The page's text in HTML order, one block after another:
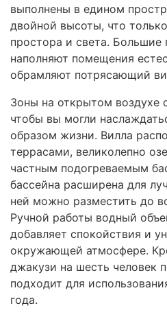
выполнены в едином
двойной высоты, что
простора и света. Большие
наполняют помещения
обрамляют потрясающий
Зоны на открытом воздухе
чтобы вы могли
образом жизни. Вилла
террасами, великолепно
частным подогреваемым
бассейна расширена для
ней можно разместить до
Ручной работы водный
добавляет спокойствия и
окружающей атмосфере.
джакузи на шесть человек
подходит для
года.